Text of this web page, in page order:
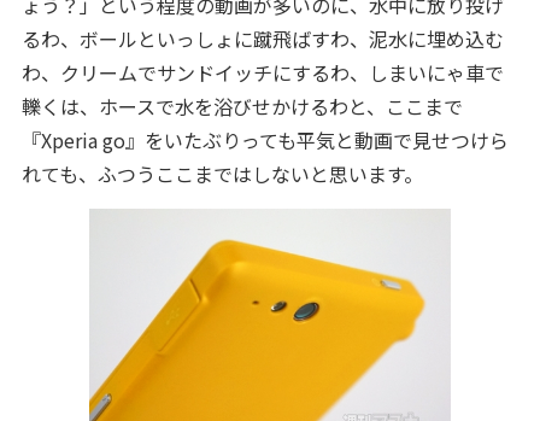
るわ、ボールといっしょに蹴飛ばすわ、泥水に埋め込む
わ、クリームでサンドイッチにするわ、しまいにゃ車で
轢くは、ホースで水を浴びせかけるわと、ここまで
『Xperia go』をいたぶりっても平気と動画で見せつけら
れても、ふつうここまではしないと思います。